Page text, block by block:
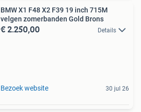
BMW X1 F48 X2 F39 19 inch 715M
velgen zomerbanden Gold Brons
€ 2.250,00 Details
Bezoek website 30 jul 26